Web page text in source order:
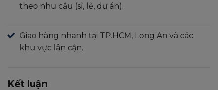
theo nhu cầu (sỉ, lẻ, dự án).
Giao hàng nhanh tại TP.HCM, Long An và các
khu vực lân cận.
Kết luận